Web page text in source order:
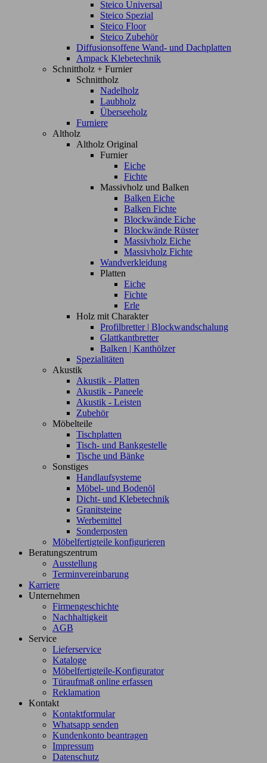
Steico Universal
Steico Spezial
Steico Floor
Steico Zubehör
Diffusionsoffene Wand- und Dachplatten
Ampack Klebetechnik
Schnittholz + Furnier
Schnittholz
Nadelholz
Laubholz
Überseeholz
Furniere
Altholz
Altholz Original
Furnier
Eiche
Fichte
Massivholz und Balken
Balken Eiche
Balken Fichte
Blockwände Eiche
Blockwände Rüster
Massivholz Eiche
Massivholz Fichte
Wandverkleidung
Platten
Eiche
Fichte
Erle
Holz mit Charakter
Profilbretter | Blockwandschalung
Glattkantbretter
Balken | Kanthölzer
Spezialitäten
Akustik
Akustik - Platten
Akustik - Paneele
Akustik - Leisten
Zubehör
Möbelteile
Tischplatten
Tisch- und Bankgestelle
Tische und Bänke
Sonstiges
Handlaufsysteme
Möbel- und Bodenöl
Dicht- und Klebetechnik
Granitsteine
Werbemittel
Sonderposten
Möbelfertigteile konfigurieren
Beratungszentrum
Ausstellung
Terminvereinbarung
Karriere
Unternehmen
Firmengeschichte
Nachhaltigkeit
AGB
Service
Lieferservice
Kataloge
Möbelfertigteile-Konfigurator
Türaufmaß online erfassen
Reklamation
Kontakt
Kontaktformular
Whatsapp senden
Kundenkonto beantragen
Impressum
Datenschutz